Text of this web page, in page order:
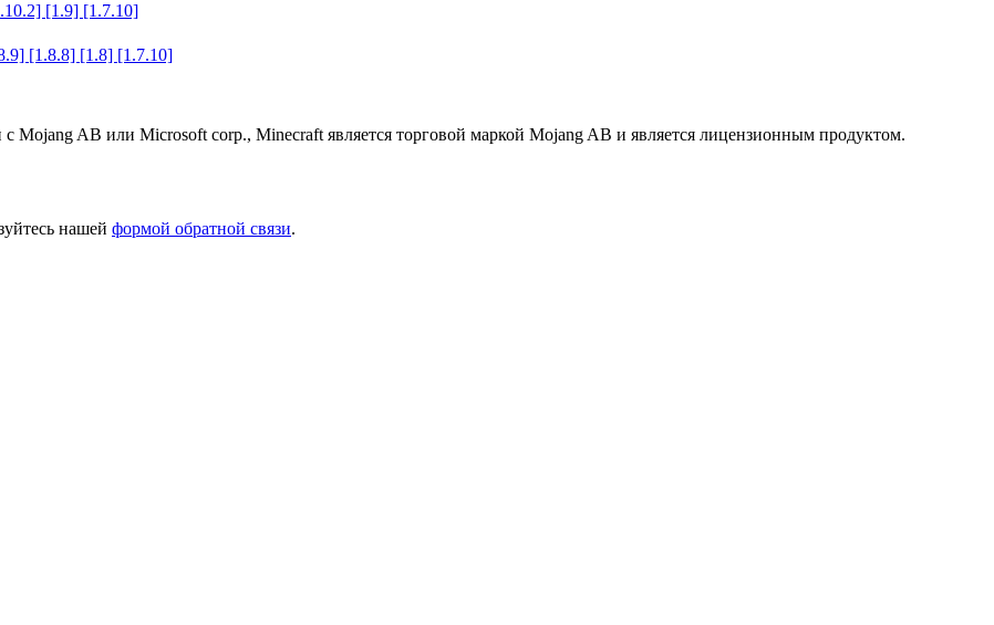
[1.9] [1.7.10]
[1.8.8] [1.8] [1.7.10]
Mojang AB или Microsoft corp., Minecraft является торговой маркой Mojang AB и является лицензионным продуктом.
нашей формой обратной связи.